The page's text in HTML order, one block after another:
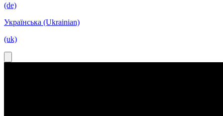
(de)
Українська (Ukrainian)
(uk)